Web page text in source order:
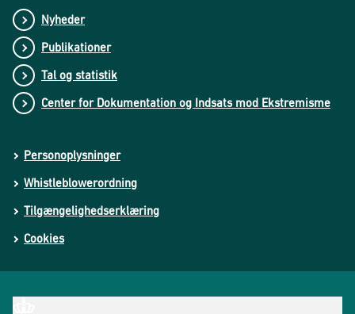
Nyheder
Publikationer
Tal og statistik
Center for Dokumentation og Indsats mod Ekstremisme
Personoplysninger
Whistleblowerordning
Tilgængelighedserklæring
Cookies